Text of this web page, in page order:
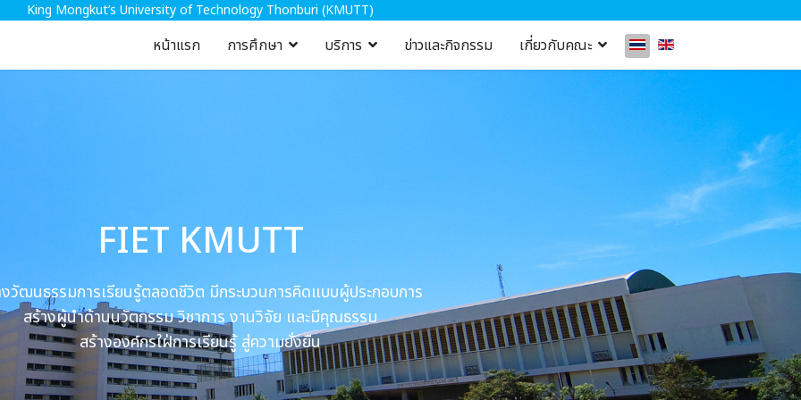
King Mongkut’s University of Technology Thonburi (KMUTT)
หน้าแรก การศึกษา บริการ ข่าวและกิจกรรม เกี่ยวกับคณะ
FIET KMUTT
วัฒนธรรมการเรียนรู้ตลอดชีวิต มีกระบวนการคิดแบบผู้ประกอบการ
สร้างผู้นำด้านนวัตกรรม วิชาการ งานวิจัย และมีคุณธรรม
สร้างองค์กรใฝ่การเรียนรู้ สู่ความยั่งยืน